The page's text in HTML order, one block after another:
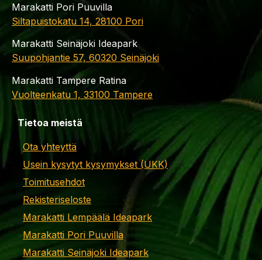
Marakatti Pori Puuvilla
Siltapuistokatu 14, 28100 Pori
Marakatti Seinäjoki Ideapark
Suupohjantie 57, 60320 Seinäjoki
Marakatti Tampere Ratina
Vuolteenkatu 1, 33100 Tampere
Tietoa meistä
Ota yhteyttä
Usein kysytyt kysymykset (UKK)
Toimitusehdot
Rekisteriseloste
Marakatti Lempäälä Ideapark
Marakatti Pori Puuvilla
Marakatti Seinäjoki Ideapark